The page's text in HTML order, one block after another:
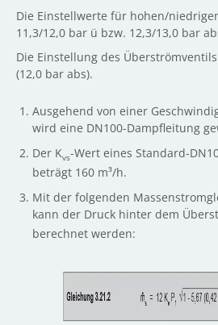
Die Einstellwerte für hohen/
11,3/12,0 bar ü bzw. 12,3/13,0 bar
Die Einstellung des
(12,0 bar abs).
Ausgehend von einer
wird eine DN100-Dampfleitung
Der Kvs-Wert eines Standard-
beträgt 160 m³/h.
Mit der folgenden
kann der Druck hinter dem
berechnet werden: